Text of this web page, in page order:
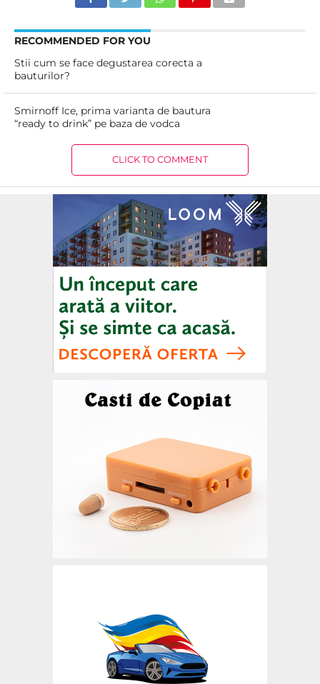
RECOMMENDED FOR YOU
Stii cum se face degustarea corecta a
bauturilor?
Smirnoff Ice, prima varianta de bautura
“ready to drink” pe baza de vodca
CLICK TO COMMENT